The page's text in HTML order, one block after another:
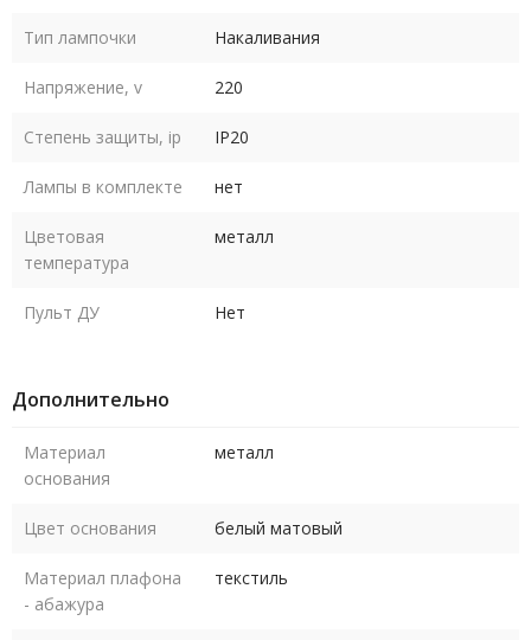
Тип лампочки Накаливания
Напряжение, v 220
Степень защиты, ip IP20
Лампы в комплекте нет
Цветовая
температура
металл
Пульт ДУ Нет
Дополнительно
Материал
основания
металл
Цвет основания белый матовый
Материал плафона
- абажура
текстиль